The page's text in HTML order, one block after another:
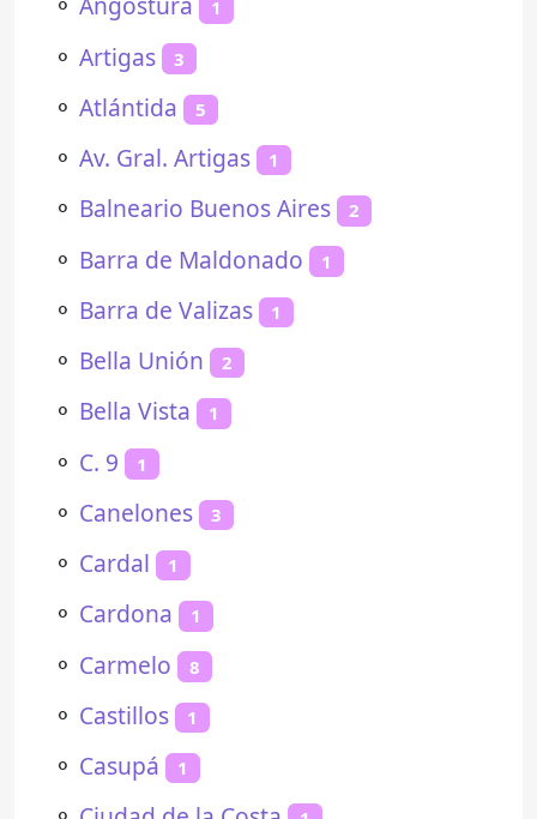
1
⚬ Artigas 3
⚬ Atlántida 5
⚬ Av. Gral. Artigas 1
⚬ Balneario Buenos Aires 2
⚬ Barra de Maldonado 1
⚬ Barra de Valizas 1
⚬ Bella Unión 2
⚬ Bella Vista 1
⚬ C. 9 1
⚬ Canelones 3
⚬ Cardal 1
⚬ Cardona 1
⚬ Carmelo 8
⚬ Castillos 1
⚬ Casupá 1